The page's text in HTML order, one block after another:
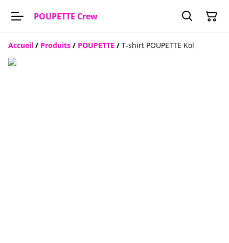
POUPETTE Crew
Accueil / Produits / POUPETTE / T-shirt POUPETTE Kol